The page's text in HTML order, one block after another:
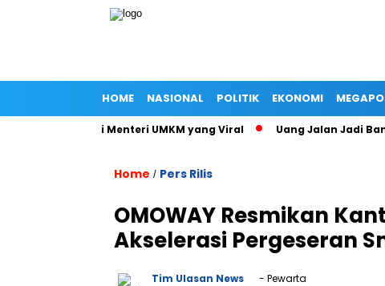
HOME NASIONAL POLITIK EKONOMI
Jalan Istri Menteri UMKM yang Viral Uang Jalan Jadi
Home / Pers Rilis
OMOWAY Resmikan
Akselerasi Pergeseran
Tim Ulasan News
- Pewarta